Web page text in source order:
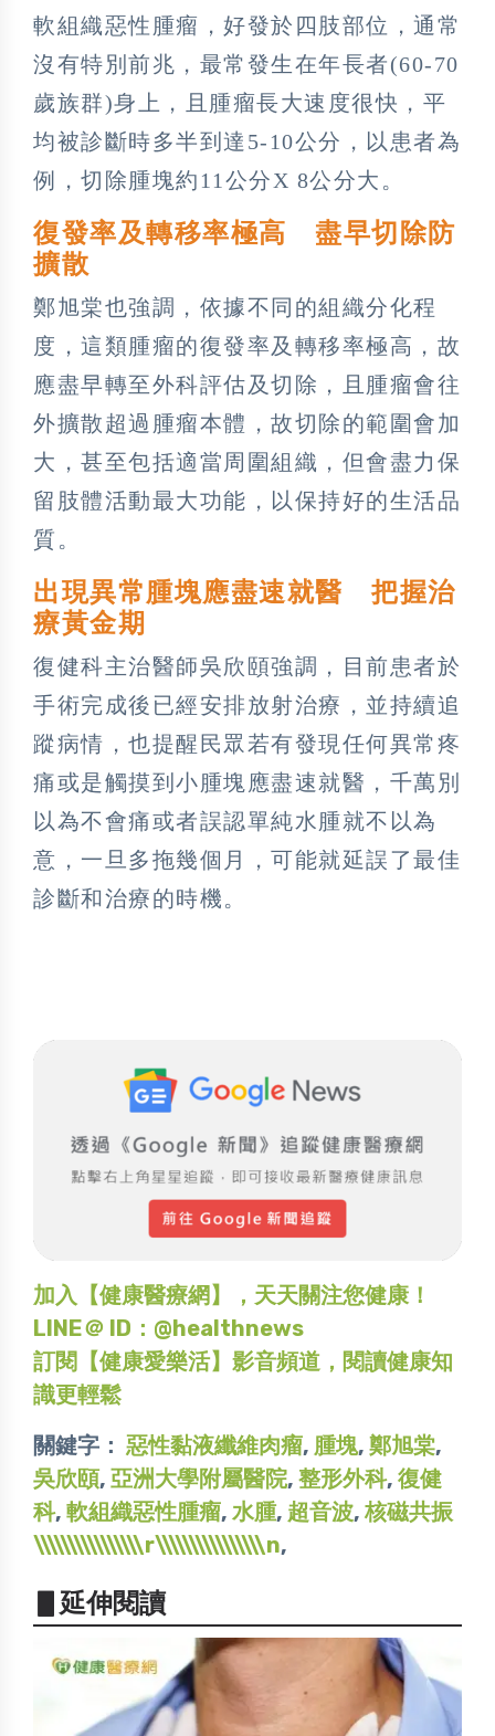
軟組織惡性腫瘤，好發於四肢部位，通常
沒有特別前兆，最常發生在年長者(60-70
歲族群)身上，且腫瘤長大速度很快，平
均被診斷時多半到達5-10公分，以患者為
例，切除腫塊約11公分X 8公分大。
復發率及轉移率極高 盡早切除防
擴散
鄭旭棠也強調，依據不同的組織分化程
度，這類腫瘤的復發率及轉移率極高，故
應盡早轉至外科評估及切除，且腫瘤會往
外擴散超過腫瘤本體，故切除的範圍會加
大，甚至包括適當周圍組織，但會盡力保
留肢體活動最大功能，以保持好的生活品
質。
出現異常腫塊應盡速就醫 把握治
療黃金期
復健科主治醫師吳欣頤強調，目前患者於
手術完成後已經安排放射治療，並持續追
蹤病情，也提醒民眾若有發現任何異常疼
痛或是觸摸到小腫塊應盡速就醫，千萬別
以為不會痛或者誤認單純水腫就不以為
意，一旦多拖幾個月，可能就延誤了最佳
診斷和治療的時機。
加入【健康醫療網】，天天關注您健康！
LINE＠ ID：@healthnews
訂閱【健康愛樂活】影音頻道，閱讀健康知
識更輕鬆
關鍵字： 惡性黏液纖維肉瘤, 腫塊, 鄭旭棠,
吳欣頤, 亞洲大學附屬醫院, 整形外科, 復健
科, 軟組織惡性腫瘤, 水腫, 超音波, 核磁共振
\\\\\\\\\\\\\\\\r\\\\\\\\\\\\\\\\n,
▋延伸閱讀